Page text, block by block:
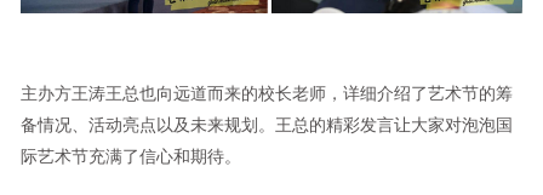
主办方王涛王总也向远道而来的校长老师，详细介绍了艺术节的筹
备情况、活动亮点以及未来规划。王总的精彩发言让大家对泡泡国
际艺术节充满了信心和期待。